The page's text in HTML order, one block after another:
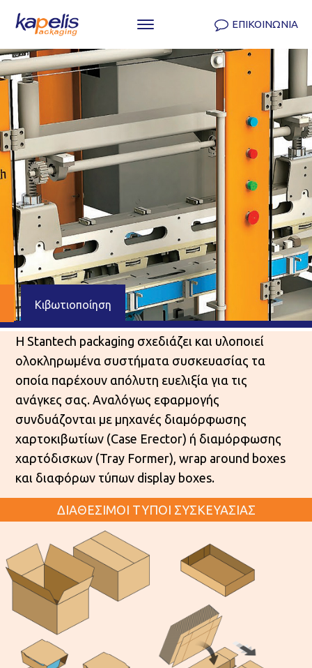
ΕΠΙΚΟΙΝΩΝΙΑ
Κιβωτιοποίηση
Η Stantech packaging σχεδιάζει και υλοποιεί
ολοκληρωμένα συστήματα συσκευασίας τα
οποία παρέχουν απόλυτη ευελιξία για τις
ανάγκες σας. Αναλόγως εφαρμογής
συνδυάζονται με μηχανές διαμόρφωσης
χαρτοκιβωτίων (Case Erector) ή διαμόρφωσης
χαρτόδισκων (Tray Former), wrap around boxes
και διαφόρων τύπων display boxes.
ΔΙΑΘΕΣΙΜΟΙ ΤΥΠΟΙ ΣΥΣΚΕΥΑΣΙΑΣ